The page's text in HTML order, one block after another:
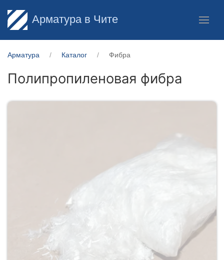
Арматура в Чите
Арматура Каталог Фибра
Полипропиленовая фибра